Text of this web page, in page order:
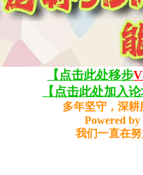
【点击此处移步
【点击此处加入
多年坚守，深
Powered by
我们一直在